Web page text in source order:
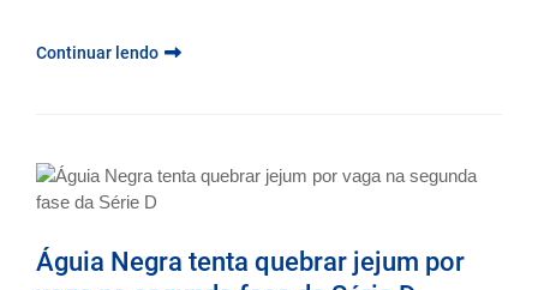
Continuar lendo
Águia Negra tenta quebrar jejum por